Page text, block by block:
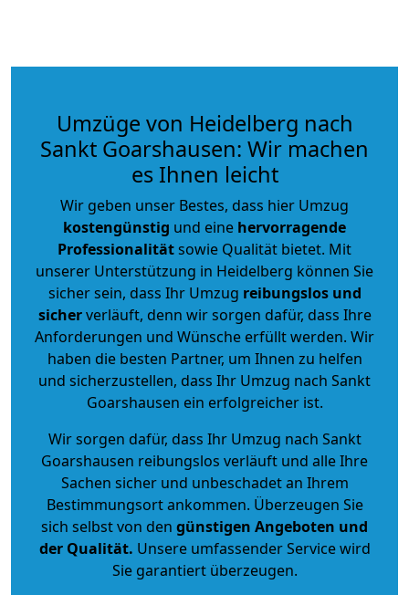
Umzüge von Heidelberg nach
Sankt Goarshausen: Wir machen
es Ihnen leicht
Wir geben unser Bestes, dass hier Umzug
kostengünstig und eine hervorragende
Professionalitätsowie Qualität bietet. Mit
unserer Unterstützung in Heidelberg können Sie
sicher sein, dass Ihr Umzug reibungslos und
sicherverläuft, denn wir sorgen dafür, dass Ihre
Anforderungen und Wünsche erfüllt werden. Wir
haben die besten Partner, um Ihnen zu helfen
und sicherzustellen, dass Ihr Umzug nach Sankt
Goarshausen ein erfolgreicher ist.
Wir sorgen dafür, dass Ihr Umzug nach Sankt
Goarshausen reibungslos verläuft und alle Ihre
Sachen sicher und unbeschadet an Ihrem
Bestimmungsort ankommen. Überzeugen Sie
sich selbst von den günstigen Angeboten und
der Qualität. Unsere umfassender Service wird
Sie garantiert überzeugen.